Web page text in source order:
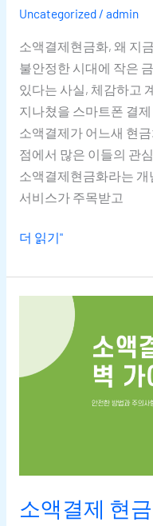
Uncategorized/ admin
소액결제현금화, 왜 지
불안정한 시대에 작은
있다는 사실, 체감하고
지나쳤을 스마트폰 결
소액결제가 어느새 현
점에서 많은 이들의 관
소액결제현금화라는 개
서비스가 주목받고
더 읽기"
소액결제 현
만에